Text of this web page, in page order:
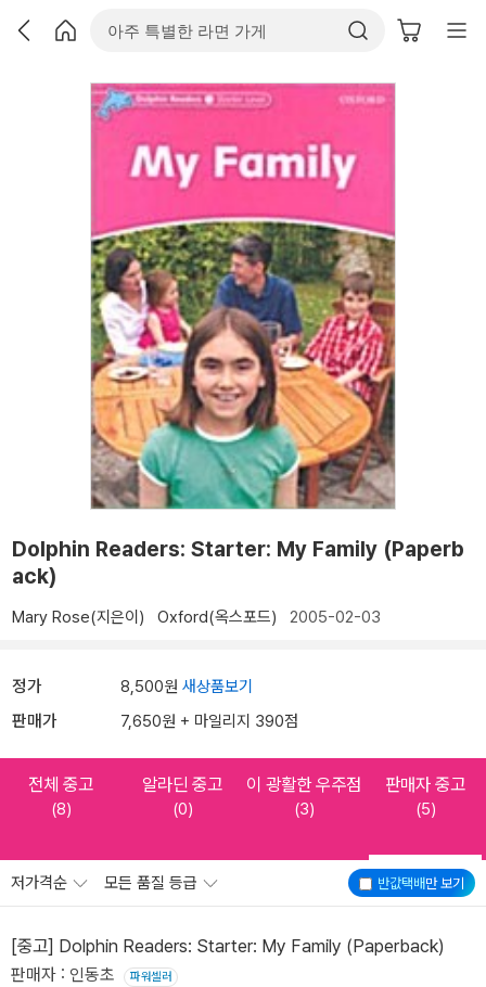
Dolphin Readers: Starter: My Family (Paperb
ack)
Mary Rose(지은이) Oxford(옥스포드) 2005-02-03
정가 8,500원 새상품보기
판매가 7,650원 + 마일리지 390점
전체 중고
(8)
알라딘 중고
(0)
이 광활한 우주점
(3)
판매자 중고
(5)
반값택배만 보기
저가격순 모든 품질 등급
[중고] Dolphin Readers: Starter: My Family (Paperback)
판매자 : 인동초 파워셀러